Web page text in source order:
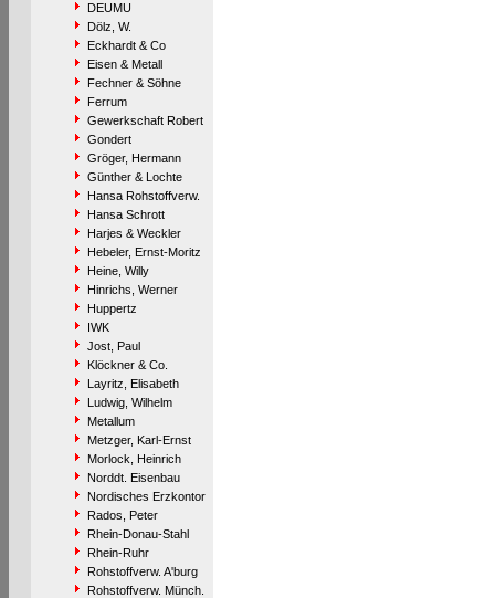
DEUMU
Dölz, W.
Eckhardt & Co
Eisen & Metall
Fechner & Söhne
Ferrum
Gewerkschaft Robert
Gondert
Gröger, Hermann
Günther & Lochte
Hansa Rohstoffverw.
Hansa Schrott
Harjes & Weckler
Hebeler, Ernst-Moritz
Heine, Willy
Hinrichs, Werner
Huppertz
IWK
Jost, Paul
Klöckner & Co.
Layritz, Elisabeth
Ludwig, Wilhelm
Metallum
Metzger, Karl-Ernst
Morlock, Heinrich
Norddt. Eisenbau
Nordisches Erzkontor
Rados, Peter
Rhein-Donau-Stahl
Rhein-Ruhr
Rohstoffverw. A'burg
Rohstoffverw. Münch.